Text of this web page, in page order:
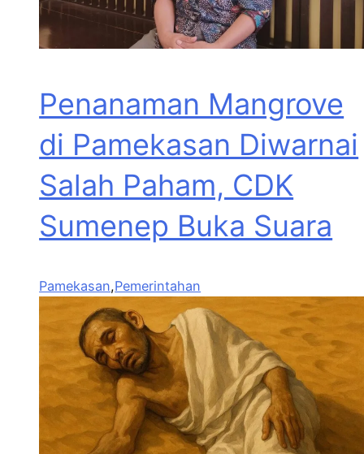
Penanaman Mangrove
di Pamekasan Diwarnai
Salah Paham, CDK
Sumenep Buka Suara
Pamekasan,Pemerintahan